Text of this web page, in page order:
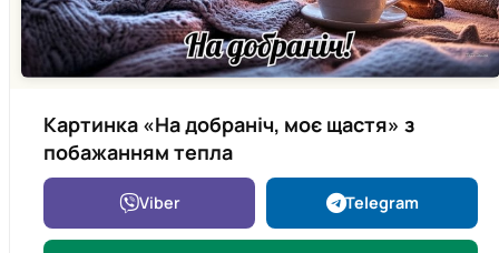
Картинка «На добраніч, моє щастя» з
побажанням тепла
Viber Telegram